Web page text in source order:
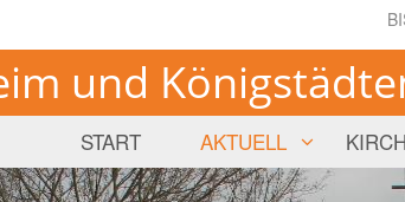
und
START AKTUELL